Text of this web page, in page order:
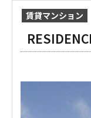
賃貸マンション